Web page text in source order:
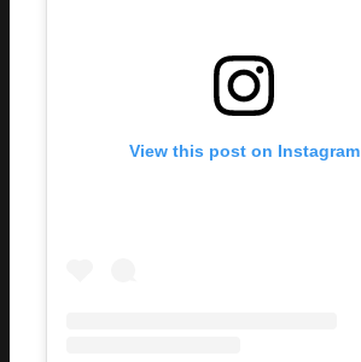
View this post on Instagram